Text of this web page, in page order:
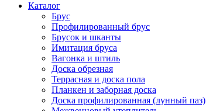
Каталог
Брус
Профилированный брус
Брусок и шканты
Имитация бруса
Вагонка и штиль
Доска обрезная
Террасная и доска пола
Планкен и заборная доска
Доска профилированная (лунный паз)